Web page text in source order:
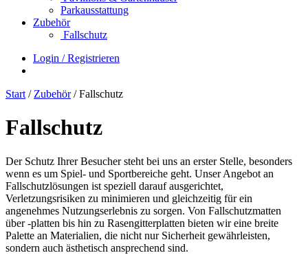
Parkausstattung
Zubehör
Fallschutz
Login / Registrieren
Start / Zubehör/ Fallschutz
Fallschutz
Der Schutz Ihrer Besucher steht bei uns an erster Stelle, besonders
wenn es um Spiel- und Sportbereiche geht. Unser Angebot an
Fallschutzlösungen ist speziell darauf ausgerichtet,
Verletzungsrisiken zu minimieren und gleichzeitig für ein
angenehmes Nutzungserlebnis zu sorgen. Von Fallschutzmatten
über -platten bis hin zu Rasengitterplatten bieten wir eine breite
Palette an Materialien, die nicht nur Sicherheit gewährleisten,
sondern auch ästhetisch ansprechend sind.